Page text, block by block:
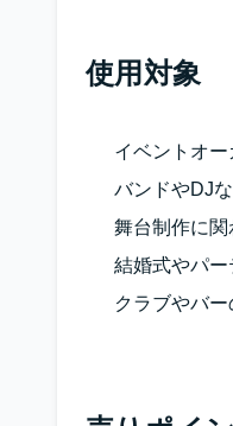
使用対象
イベントオ
バンドやDJ
舞台制作に関
結婚式やパー
クラブやバー